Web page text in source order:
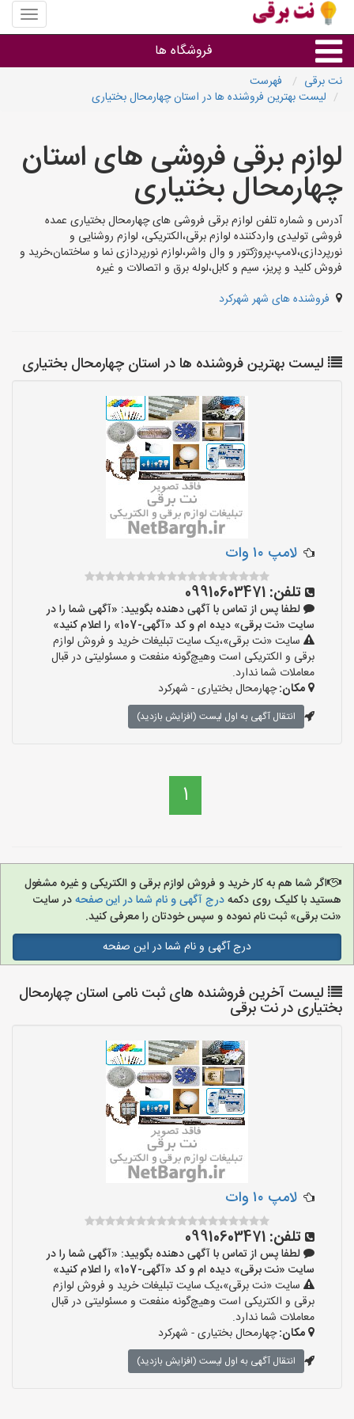
منوی
سایت
برقی
فروشگاه ها
روشنایی و نورپردازی
سایر گروه ها
فروشنده های لوازم برقی
نت برقی
فهرست
لیست بهترین فروشنده ها در استان چهارمحال بختیاری
لوازم برقی فروشی های استان
چهارمحال بختیاری
آدرس و شماره تلفن لوازم برقی فروشی های چهارمحال بختیاری عمده
فروشی تولیدی واردکننده لوازم برقی،الکتریکی، لوازم روشنایی و
نورپردازی،لامپ،پروژکتور و وال واشر،لوازم نورپردازی نما و ساختمان،خرید و
فروش کلید و پریز، سیم و کابل،لوله برق و اتصالات و غیره
فروشنده های شهر شهرکرد
لیست بهترین فروشنده ها در استان چهارمحال بختیاری
لامپ ۱۰ وات
تلفن: 09910603471
لطفا پس از تماس با آگهی دهنده بگویید: «آگهی شما را در
سایت «نت برقی» دیده ام و کد «آگهی-107» را اعلام کنید»
سایت «نت برقی»،یک سایت تبلیغات خرید و فروش لوازم
برقی و الکتریکی است وهیچ‌گونه منفعت و مسئولیتی در قبال
معاملات شما ندارد.
مکان:چهارمحال بختیاری - شهرکرد
انتقال آگهی به اول لیست (افزایش بازدید)
1
اگر شما هم به کار خرید و فروش لوازم برقی و الکتریکی و غیره مشغول
هستید با کلیک روی دکمهدرج آگهی و نام شما در این صفحهدر سایت
«نت برقی» ثبت نام نموده و سپس خودتان را معرفی کنید.
درج آگهی و نام شما در این صفحه
لیست آخرین فروشنده های ثبت نامی استان چهارمحال
بختیاری در نت برقی
لامپ ۱۰ وات
تلفن: 09910603471
لطفا پس از تماس با آگهی دهنده بگویید: «آگهی شما را در
سایت «نت برقی» دیده ام و کد «آگهی-107» را اعلام کنید»
سایت «نت برقی»،یک سایت تبلیغات خرید و فروش لوازم
برقی و الکتریکی است وهیچ‌گونه منفعت و مسئولیتی در قبال
معاملات شما ندارد.
مکان:چهارمحال بختیاری - شهرکرد
انتقال آگهی به اول لیست (افزایش بازدید)